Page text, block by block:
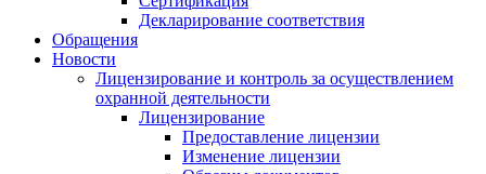
Декларирование соответствия
Обращения
Новости
Лицензирование и контроль за осуществлением
охранной деятельности
Лицензирование
Предоставление лицензии
Изменение лицензии